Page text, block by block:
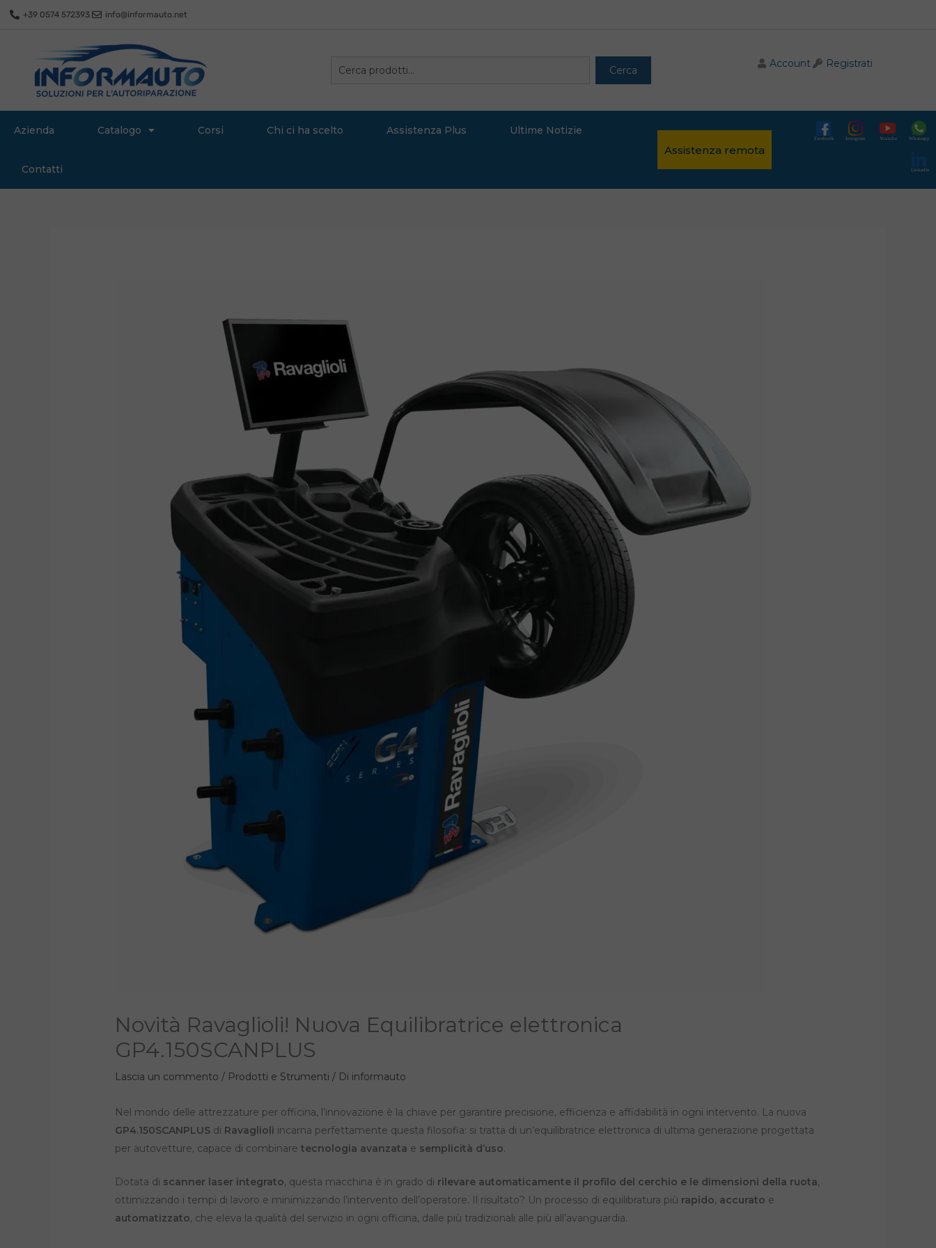
Vai
+39 0574 572393 info@informauto.net
Cerca Cerca
Account Registrati
Azienda Catalogo Corsi Chi ci ha scelto Assistenza Plus Ultime Notizie
Contatti
Assistenza remota
Facebook Instagram Youtube Whatsapp
Linkedin
Novità Ravaglioli! Nuova Equilibratrice elettronica
GP4.150SCANPLUS
Lascia un commento / Prodotti e Strumenti / Di informauto
Nel mondo delle attrezzature per officina, l’innovazione è la chiave per garantire precisione, efficienza e affidabilità in ogni intervento. La nuova
GP4.150SCANPLUS di Ravaglioli incarna perfettamente questa filosofia: si tratta di un’equilibratrice elettronica di ultima generazione progettata
per autovetture, capace di combinaretecnologia avanzata e semplicità d’uso.
Dotata di scanner laser integrato, questa macchina è in grado di rilevare automaticamente il profilo del cerchio e le dimensioni della ruota,
ottimizzando i tempi di lavoro e minimizzando l’intervento dell’operatore. Il risultato? Un processo di equilibratura più rapido, accurato e
automatizzato, che eleva la qualità del servizio in ogni officina, dalle più tradizionali alle più all’avanguardia.